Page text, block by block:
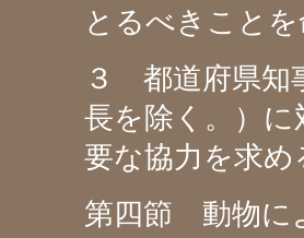
とるべきこと
３ 都道府県知
長を除く。）
要な協力を求
第四節 動物に